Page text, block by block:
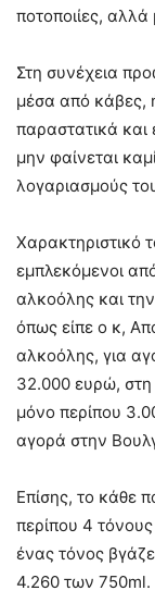
ποτοποιίες,
Στη συνέχεια
μέσα από κάβες,
παραστατικά και
μην φαίνεται
λογαριασμούς
Χαρακτηριστικό
εμπλεκόμενοι
αλκοόλης και
όπως είπε ο κ,
αλκοόλης, για
32.000 ευρώ,
μόνο περίπου
αγορά στην
Επίσης, το κάθε
περίπου 4
ένας τόνος
4.260 των 750ml.